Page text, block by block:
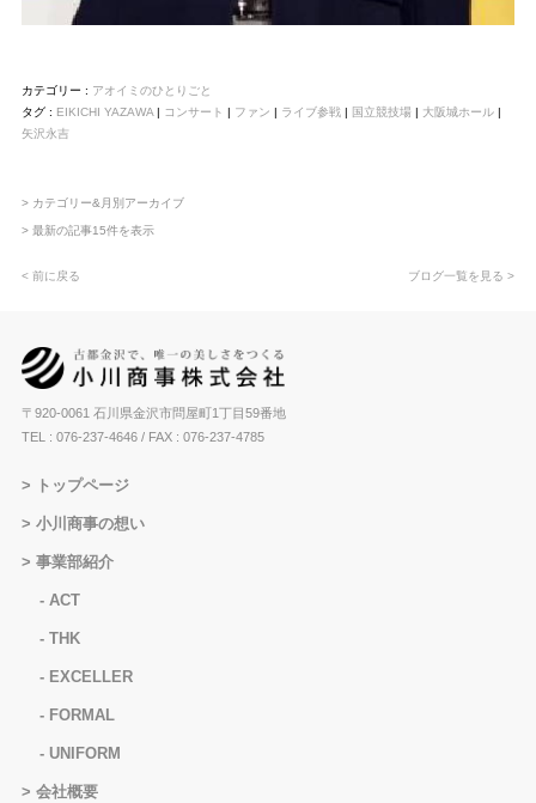
カテゴリー : アオイミのひとりごと
タグ : EIKICHI YAZAWA| コンサート | ファン | ライブ参戦| 国立競技場| 大阪城ホール|
矢沢永吉
> カテゴリー&月別アーカイブ
> 最新の記事15件を表示
< 前に戻る ブログ一覧を見る >
〒920-0061 石川県金沢市問屋町1丁目59番地
TEL : 076-237-4646/ FAX : 076-237-4785
トップページ
小川商事の想い
事業部紹介
ACT
THK
EXCELLER
FORMAL
UNIFORM
会社概要